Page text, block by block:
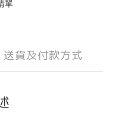
單
送貨及付款方式